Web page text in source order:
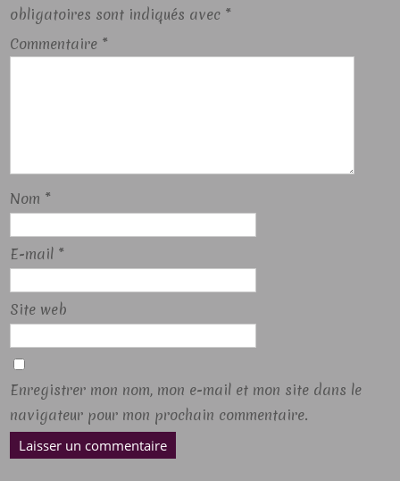
obligatoires sont indiqués avec *
Commentaire *
Nom *
E-mail *
Site web
Enregistrer mon nom, mon e-mail et mon site dans le
navigateur pour mon prochain commentaire.